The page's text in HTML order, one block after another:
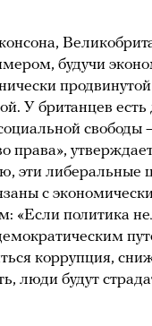
будучи
У британцев есть
свободы
права»,
эти либеральные
с
«Если политика
коррупция,
люди будут